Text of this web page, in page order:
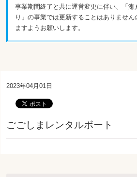
事業期間終了と共に運営変更に伴い、「瀬
り」の事業では更新することはありません
ますようお願いします。
2023年04月01日
ごごしまレンタルボート